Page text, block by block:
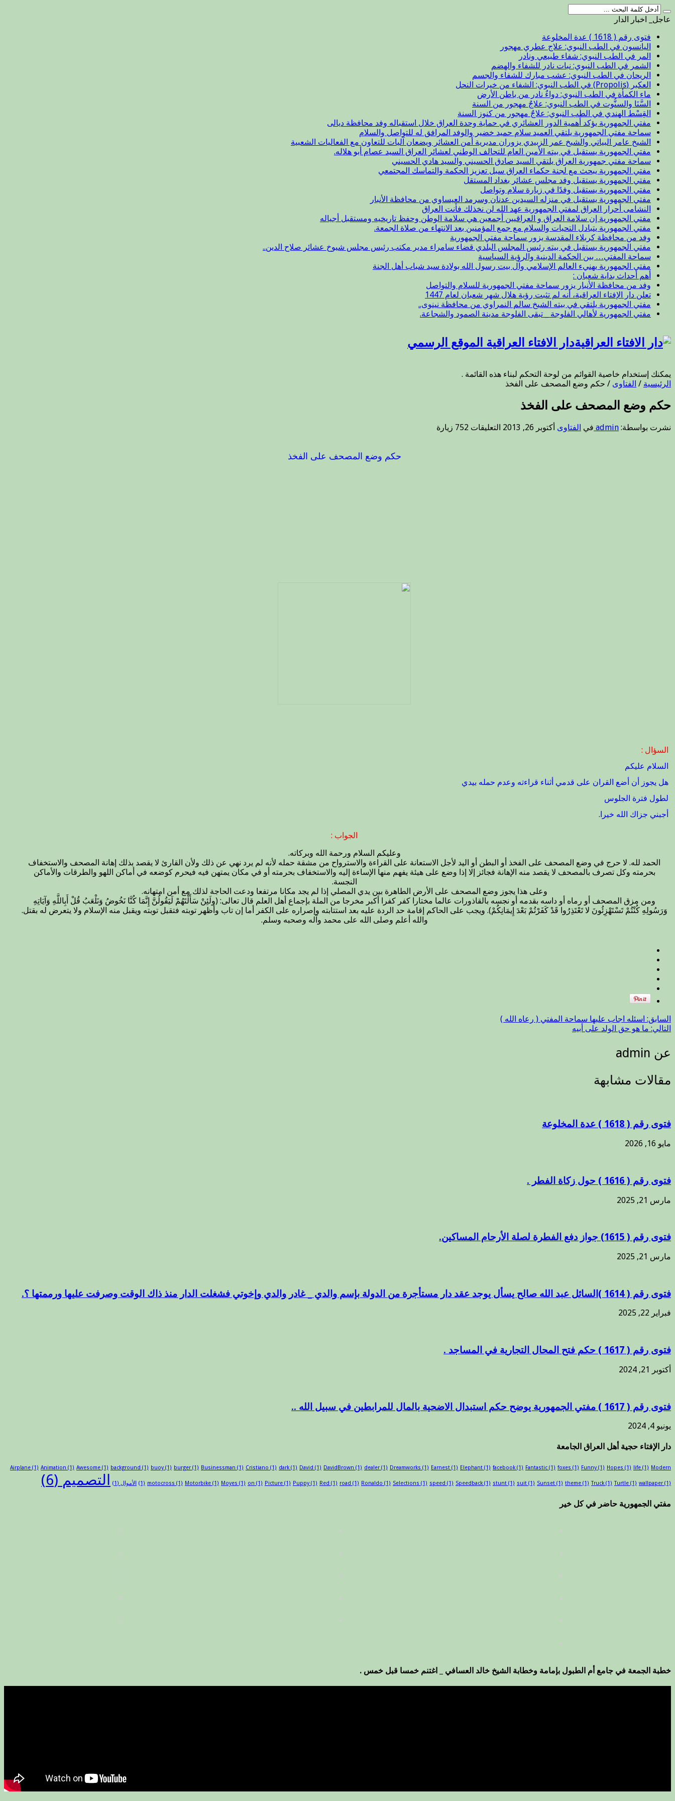
عاجل_ اخبار الدار
فتوى رقم ( 1618 ) عدة المخلوعة
اليانسون في الطب النبوي: علاج عطري مهجور
المر في الطب النبوي: شفاء طبيعي ونادر
الشمر في الطب النبوي: نبات نادر للشفاء والهضم
الريحان في الطب النبوي: عشب مبارك للشفاء والجسم
العكبر (Propolis) في الطب النبوي: الشفاء من خيرات النحل
ماء الكمأة في الطب النبوي: دواءٌ نادر من باطن الأرض
السَّنَا والسنُّوت في الطب النبوي: علاجٌ مهجور من السنة
القِسْط الهندي في الطب النبوي: علاجٌ مهجور من كنوز السنة
مفتي الجمهورية يؤكد أهمية الدور العشائري في حماية وحدة العراق خلال استقباله وفد محافظة ديالى
سماحة مفتي الجمهورية يلتقي العميد سلام حميد خضير والوفد المرافق له للتواصل والسلام
الشيخ عامر البياتي والشيخ عمر الزبيدي يزوران مديرية أمن العشائر ويضعان آليات للتعاون مع الفعاليات الشعبية
مفتي الجمهورية يستقبل في بيته الأمين العام للتحالف الوطني لعشائر العراق السيد عصام أبو هلاله.
سماحة مفتي جمهورية العراق يلتقي السيد صادق الحسيني والسيد هادي الحسيني
مفتي الجمهورية يبحث مع لجنة حكماء العراق سبل تعزيز الحكمة والتماسك المجتمعي
مفتي الجمهورية يستقبل وفد مجلس عشائر بغداد المستقل
مفتي الجمهورية يستقبل وفدًا في زيارة سلام وتواصل
مفتي الجمهورية يستقبل في منزله السيدين عدنان وسرمد العيساوي من محافظة الأنبار
النشامى أحرار العراق لمفتي الجمهورية عهد الله لن نخذلك فأنت العراق
مفتي الجمهورية إن سلامة العراق و العراقيين أجمعين هي سلامة الوطن وحفظ تاريخيه ومستقبل أجياله
مفتي الجمهورية يتبادل التحيات والسلام مع جمع المؤمنين بعد الانتهاء من صلاة الجمعة.
وفد من محافظة كربلاء المقدسة يزور سماحة مفتي الجمهورية
مفتي الجمهورية يستقبل في بيته رئيس المجلس البلدي قضاء سامراء مدير مكتب رئيس مجلس شيوخ عشائر صلاح الدين..
سماحة المفتي… بين الحكمة الدينية والرؤية السياسية
مفتي الجمهورية يهنيء العالم الإسلامي وآل بيت رسول الله بولادة سيد شباب أهل الجنة
أهم أحداث بداية شعبان :
وفد من محافظة الأنبار يزور سماحة مفتي الجمهورية للسلام والتواصل
تعلن دار الإفتاء العراقية، أنه لم تثبت رؤية هلال شهر شعبان لعام 1447
مفتي الجمهورية يلتقي في بيته الشيخ سالم النمراوي من محافظة نينوى..
مفتي الجمهورية لأهالي الفلوجة _ تبقى الفلوجة مدينة الصمود والشجاعة.
دار الافتاء العراقية الموقع الرسمي
يمكنك إستخدام خاصية القوائم من لوحة التحكم لبناء هذه القائمة .
الرئيسية / الفتاوى / حكم وضع المصحف على الفخذ
حكم وضع المصحف على الفخذ
نشرت بواسطة: admin في الفتاوى أكتوبر 26, 2013 التعليقات على
752 زيارة
حكم وضع المصحف على الفخذ
السؤال :
السلام عليكم
هل يجوز أن أضع القران على قدمي أثناء قراءته وعدم حمله بيدي
لطول فترة الجلوس
أجبني جزاك الله خيرا.
الجواب :
وعليكم السلام ورحمة الله وبركاته.
الحمد لله. لا حرج في وضع المصحف على الفخذ أو البطن أو اليد لأجل الاستعانة على القراءة والاسترواح من مشقة حمله لأنه لم يرد نهي عن ذلك ولأن القارئ لا يقصد بذلك إهانة المصحف والاستخفاف
بحرمته وكل تصرف بالمصحف لا يقصد منه الإهانة فجائز إلا إذا وضع على هيئة يفهم منها الإساءة إليه والاستخفاف بحرمته أو في مكان يمتهن فيه فيحرم كوضعه في أماكن اللهو والطرقات والأماكن
النجسة.
وعلى هذا يجوز وضع المصحف على الأرض الطاهرة بين يدي المصلي إذا لم يجد مكانا مرتفعا ودعت الحاجة لذلك مع أمن امتهانه.
ومن مزق المصحف أو رماه أو داسه بقدمه أو نجسه بالقاذورات عالما مختارا كفر كفرا أكبر مخرجا من الملة بإجماع أهل العلم قال تعالى: (ولَئِنْ سَأَلْتَهُمْ لَيَقُولُنَّ إِنَّمَا كُنَّا نَخُوضُ وَنَلْعَبُ قُلْ أَبِاللَّهِ وَآيَاتِهِ
وَرَسُولِهِ كُنْتُمْ تَسْتَهْزِئُونَ لا تَعْتَذِرُوا قَدْ كَفَرْتُمْ بَعْدَ إِيمَانِكُمْ). ويجب على الحاكم إقامة حد الردة عليه بعد استتابته وإصراره على الكفر أما إن تاب وأظهر توبته فتقبل توبته ويقبل منه الإسلام ولا يتعرض له بقتل.
والله أعلم وصلى الله على محمد وآله وصحبه وسلم.
السابق: اسئله اجاب عليها سماحة المفتي ( رعاه الله )
التالي: ما هو حق الولد على أبيه
عن admin
مقالات مشابهة
فتوى رقم ( 1618 ) عدة المخلوعة
مايو 16, 2026
فتوى رقم ( 1616 ) حول زكاة الفطر .
مارس 21, 2025
فتوى رقم ( 1615) جواز دفع الفطرة لصلة الأرحام المساكين.
مارس 21, 2025
فتوى رقم ( 1614 )السائل عبد الله صالح يسأل يوجد عقد دار مستأجرة من الدولة بإسم والدي _ غادر والدي وإخوتي فشغلت الدار منذ ذاك الوقت وصرفت عليها ورممتها ؟.
فبراير 22, 2025
فتوى رقم ( 1617 ) حكم فتح المحال التجارية في المساجد .
أكتوبر 21, 2024
فتوى رقم ( 1617 ) مفتي الجمهورية يوضح حكم استبدال الاضحية بالمال للمرابطين في سبيل الله ..
يونيو 4, 2024
دار الإفتاء حجية أهل العراق الجامعة
Airplane (1) Animation (1) Awesome (1) background (1) buoy (1) burger (1) Businessman (1) Cristiano (1) dark(1) David (1) DavidBrown (1) dealer (1) Dreamworks (1) Earnest (1) Elephant (1) facebook(1) Fantastic (1) foxes (1) Funny (1) Hopes (1) life (1) Modern
(1) motocross (1) Motorbike (1) Moyes (1) on (1) Picture (1) Puppy (1) Red (1) road (1) Ronaldo (1) Selections (1) speed (1) Speedback(1) stunt (1) suit (1) Sunset (1) theme (1) Truck(1) Turtle (1) wallpaper (1) الأموال (1) التصميم (6)
مفتي الجمهورية حاضر في كل خير
خطبة الجمعة في جامع أم الطبول بإمامة وخطابة الشيخ خالد العسافي _ اغتنم خمسا قبل خمس .